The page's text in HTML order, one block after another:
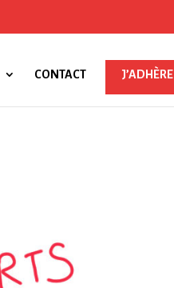
CONTACT J’ADHÈRE